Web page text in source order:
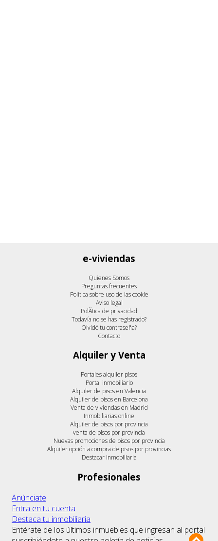
e-viviendas
Quienes Somos
Preguntas frecuentes
Política sobre uso de las cookie
Aviso legal
PolÃ­tica de privacidad
Todavía no se has registrado?
Olvidó tu contraseña?
Contacto
Alquiler y Venta
Portales alquiler pisos
Portal inmobiliario
Alquiler de pisos en Valencia
Alquiler de pisos en Barcelona
Venta de viviendas en Madrid
Inmobiliarias online
Alquiler de pisos por provincia
venta de pisos por provincia
Nuevas promociones de pisos por provincia
Alquiler opción a compra de pisos por provincias
Destacar inmobiliaria
Profesionales
Anúnciate
Entra en tu cuenta
Destaca tu inmobiliaria
Entérate de los últimos inmuebles que ingresan al portal